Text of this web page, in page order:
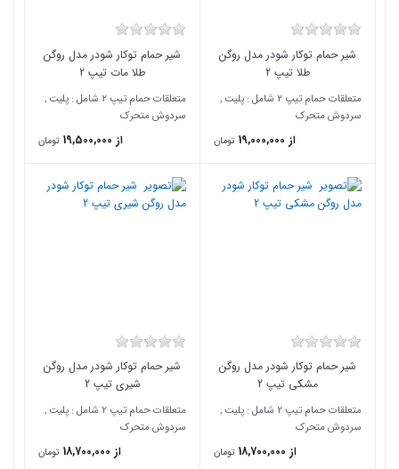
شیر حمام توکار شودر مدل روگن
طلا تیپ 2
متعلقات حمام تیپ 2 شامل : پلیت ,
سردوش متحرک
از 19,000,000 تومان
شیر حمام توکار شودر مدل روگن
طلا مات تیپ 2
متعلقات حمام تیپ 2 شامل : پلیت ,
سردوش متحرک
از 19,500,000 تومان
شیر حمام توکار شودر مدل روگن
مشکی تیپ 2
متعلقات حمام تیپ 2 شامل : پلیت ,
سردوش متحرک
از 18,700,000 تومان
شیر حمام توکار شودر مدل روگن
شیری تیپ 2
متعلقات حمام تیپ 2 شامل : پلیت ,
سردوش متحرک
از 18,700,000 تومان